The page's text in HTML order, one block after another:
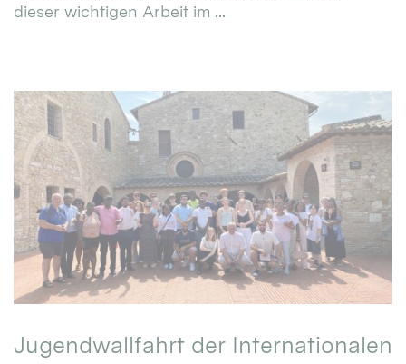
dieser wichtigen Arbeit im ...
Jugendwallfahrt der Internationalen